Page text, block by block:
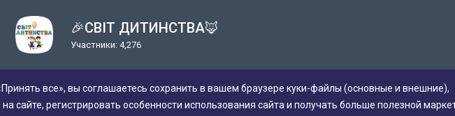
🎉СВІТ ДИТИНСТВА🦊
Участники: 4,276
все», вы соглашаетесь сохранить в вашем браузере куки-файлы (основные и внешние),
сайте, регистрировать особенности использования сайта и получать больше полезной